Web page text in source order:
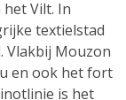
Vilt. In
textielstad
Vlakbij Mouzon
en ook het fort
is het